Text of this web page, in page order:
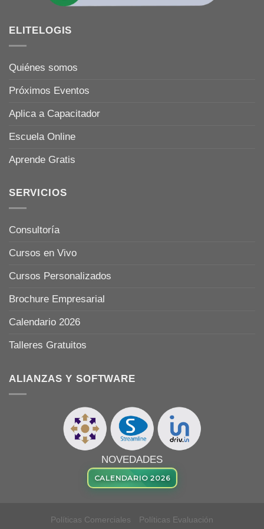
ELITELOGIS
Quiénes somos
Próximos Eventos
Aplica a Capacitador
Escuela Online
Aprende Gratis
SERVICIOS
Consultoría
Cursos en Vivo
Cursos Personalizados
Brochure Empresarial
Calendario 2026
Talleres Gratuitos
ALIANZAS Y SOFTWARE
NOVEDADES
CALENDARIO 2026
Políticas Comerciales Políticas Evaluación